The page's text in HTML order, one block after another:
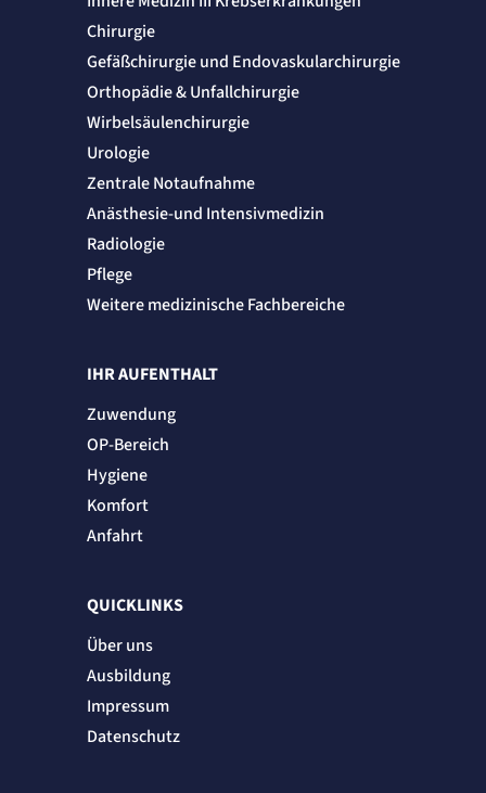
Chirurgie
Gefäßchirurgie und Endovaskularchirurgie
Orthopädie & Unfallchirurgie
Wirbelsäulenchirurgie
Urologie
Zentrale Notaufnahme
Anästhesie-und Intensivmedizin
Radiologie
Pflege
Weitere medizinische Fachbereiche
IHR AUFENTHALT
Zuwendung
OP-Bereich
Hygiene
Komfort
Anfahrt
QUICKLINKS
Über uns
Ausbildung
Impressum
Datenschutz